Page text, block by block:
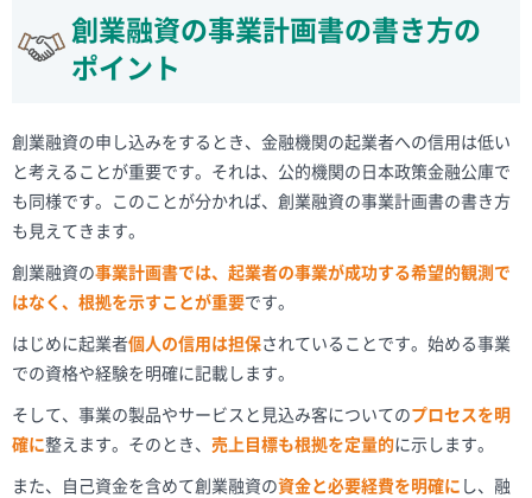
創業融資の事業計画書の書き方の
ポイント
創業融資の申し込みをするとき、金融機関の起業者への信用は低い
と考えることが重要です。それは、公的機関の日本政策金融公庫で
も同様です。このことが分かれば、創業融資の事業計画書の書き方
も見えてきます。
創業融資の事業計画書では、起業者の事業が成功する希望的観測で
はなく、根拠を示すことが重要です。
はじめに起業者個人の信用は担保されていることです。始める事業
での資格や経験を明確に記載します。
そして、事業の製品やサービスと見込み客についてのプロセスを明
確に整えます。そのとき、 売上目標も根拠を定量的に示します。
また、自己資金を含めて創業融資の資金と必要経費を明確に し、融